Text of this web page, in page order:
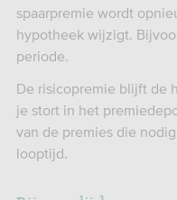
spaarpremie wordt
hypotheek wijzigt.
periode.
De risicopremie blijft de
je stort in het
van de premies die
looptijd.